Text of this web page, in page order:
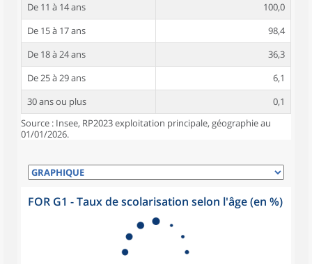
De 11 à 14 ans
100,0
De 15 à 17 ans
98,4
De 18 à 24 ans
36,3
De 25 à 29 ans
6,1
30 ans ou plus
0,1
Source : Insee, RP2023 exploitation principale, géographie au
01/01/2026.
FOR G1 - Taux de scolarisation selon l'âge (en %)